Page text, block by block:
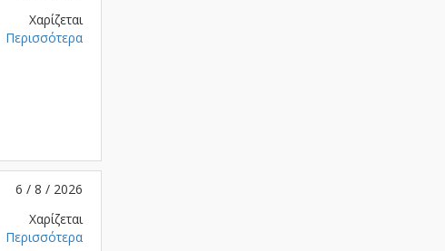
Χαρίζεται
Περισσότερα
6 / 8 / 2026
Χαρίζεται
Περισσότερα